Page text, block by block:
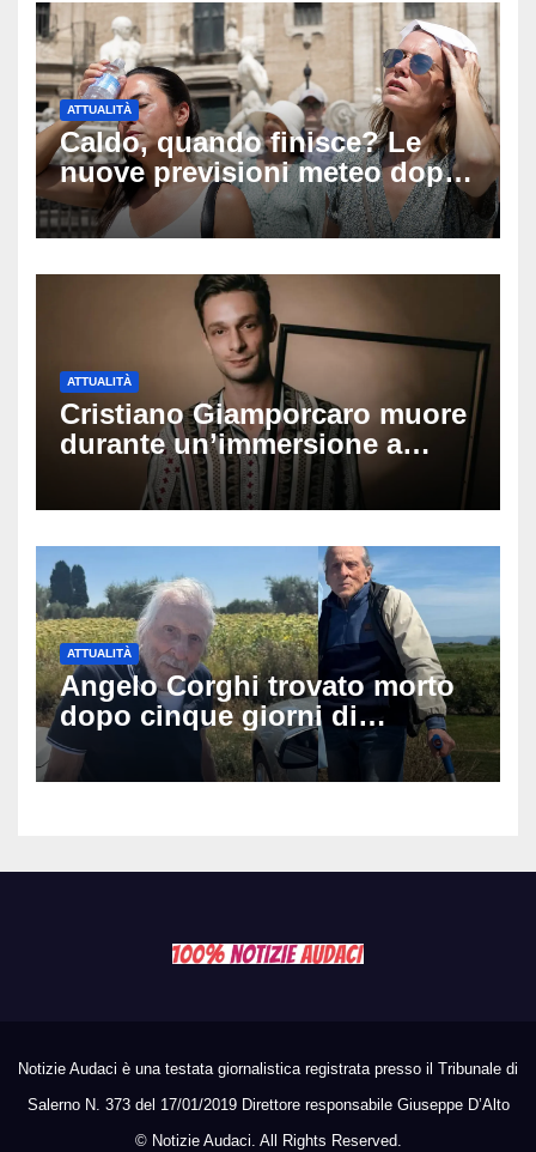
ATTUALITÀ
Caldo, quando finisce? Le
nuove previsioni meteo dopo
Ferragosto: ecco quando
potrebbe arrivare la svolta
ATTUALITÀ
Cristiano Giamporcaro muore
durante un’immersione a
Lampedusa: aperta
un’inchiesta per omicidio
tragedia
ATTUALITÀ
Angelo Corghi trovato morto
dopo cinque giorni di
ricerche: il giallo dell’80enne
scomparso dopo essere
Notizie Audaci è una testata giornalistica registrata presso il Tribunale di
Salerno N. 373 del 17/01/2019 Direttore responsabile Giuseppe D’Alto
© Notizie Audaci. All Rights Reserved.